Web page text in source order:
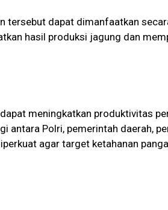
tersebut dapat dimanfaatkan
hasil produksi jagung dan
meningkatkan produktivitas
antara Polri, pemerintah daerah,
agar target ketahanan